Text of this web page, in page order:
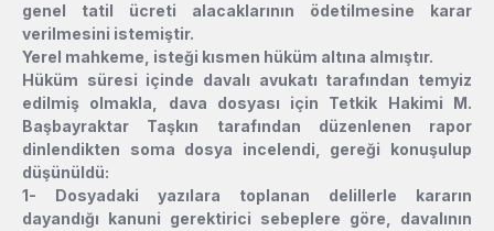
genel tatil ücreti alacaklarının ödetilmesine karar
verilmesini istemiştir.
Yerel mahkeme, isteği kısmen hüküm altına almıştır.
Hüküm süresi içinde davalı avukatı tarafından temyiz
edilmiş olmakla, dava dosyası için Tetkik Hakimi M.
Başbayraktar Taşkın tarafından düzenlenen rapor
dinlendikten soma dosya incelendi, gereği konuşulup
düşünüldü:
1- Dosyadaki yazılara toplanan delillerle kararın
dayandığı kanuni gerektirici sebeplere göre, davalının